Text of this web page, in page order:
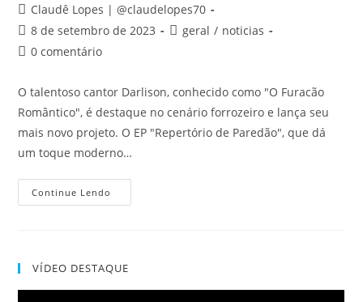
Autor
do
post:
Claudê Lopes | @claudelopes70
Post
publicado:
8 de setembro de 2023
Categoria
geral / noticias
Comentários
post:
0 comentário
O talentoso cantor Darlison, conhecido como "O Furacão
Romântico", é destaque no cenário forrozeiro e lança seu
mais novo projeto. O EP "Repertório de Paredão", que dá
um toque moderno…
Continue Lendo
‘O
EP
“Repertório
VÍDEO DESTAQUE